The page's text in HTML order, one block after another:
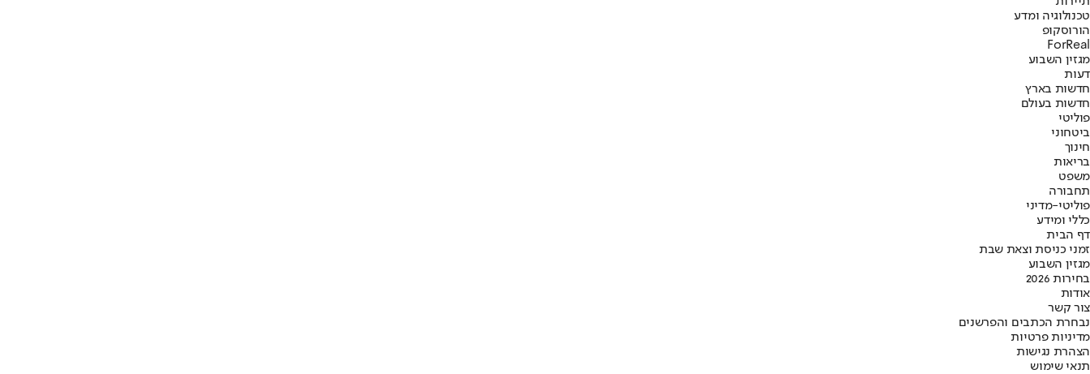
טכנולוגיה ומדע
הורוסקופ
ForReal
מגזין השבוע
דעות
חדשות בארץ
חדשות בעולם
פוליטי
ביטחוני
חינוך
בריאות
משפט
תחבורה
פוליטי-מדיני
כללי ומידע
דף הבית
זמני כניסת וצאת שבת
מגזין השבוע
בחירות 2026
אודות
צור קשר
נבחרת הכתבים והפרשנים
מדיניות פרטיות
הצהרת נגישות
תנאי שימוש